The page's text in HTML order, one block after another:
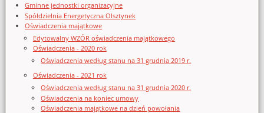
Gminne jednostki organizacyjne
Spółdzielnia Energetyczna Olsztynek
Oświadczenia majątkowe
Edytowalny WZÓR oświadczenia majątkowego
Oświadczenia - 2020 rok
Oświadczenia według stanu na 31 grudnia 2019 r.
Oświadczenia - 2021 rok
Oświadczenia według stanu na 31 grudnia 2020 r.
Oświadczenia na koniec umowy
Oświadczenia majątkowe na dzień powołania